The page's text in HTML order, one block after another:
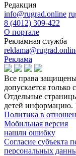
Редакция
info@rugrad.online
8 (4012) 309-422
О портале
Рекламная служба
Реклама
Все права
допускается только
Отдельные
детей информацию.
Политика в
Мобильная версия
нашли ошибку
Согласие субъекта
персональных